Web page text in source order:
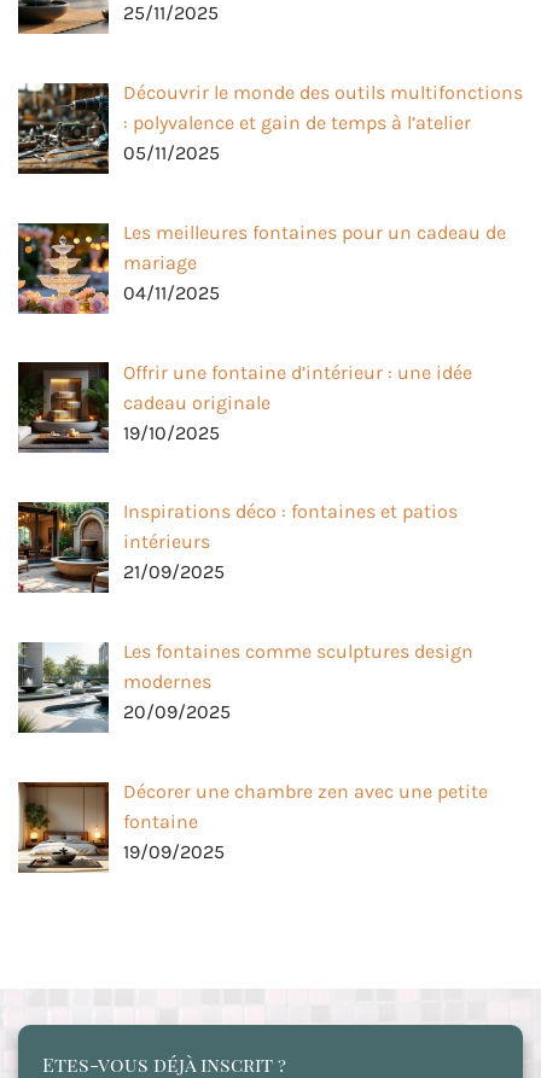
25/11/2025
Découvrir le monde des outils multifonctions
: polyvalence et gain de temps à l’atelier
05/11/2025
Les meilleures fontaines pour un cadeau de
mariage
04/11/2025
Offrir une fontaine d’intérieur : une idée
cadeau originale
19/10/2025
Inspirations déco : fontaines et patios
intérieurs
21/09/2025
Les fontaines comme sculptures design
modernes
20/09/2025
Décorer une chambre zen avec une petite
fontaine
19/09/2025
Etes-vous déjà inscrit ?